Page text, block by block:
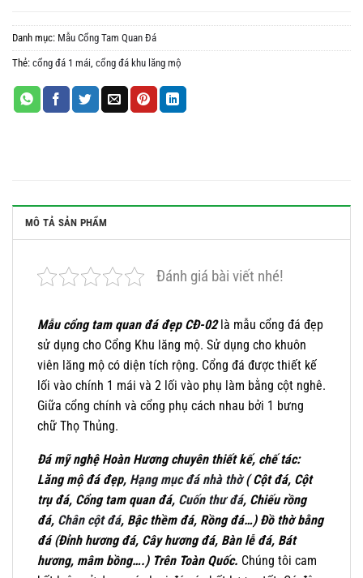
Danh mục: Mẫu Cổng Tam Quan Đá
Thẻ: cổng đá 1 mái, cổng đá khu lăng mộ
MÔ TẢ SẢN PHẨM
Đánh giá bài viết nhé!
Mẫu cổng tam quan đá đẹp CĐ-02là mẫu cổng đá đẹp
sử dụng cho Cổng Khu lăng mộ. Sử dụng cho khuôn
viên lăng mộ có diện tích rộng. Cổng đá được thiết kế
lối vào chính 1 mái và 2 lối vào phụ làm bằng cột nghê.
Giữa cổng chính và cổng phụ cách nhau bởi 1 bưng
chữ Thọ Thủng.
Đá mỹ nghệ Hoàn Hương chuyên thiết kế, chế tác:
Lăng mộ đá đẹp, Hạng mục đá nhà thờ( Cột đá, Cột
trụ đá, Cổng tam quan đá, Cuốn thư đá, Chiếu rồng
đá, Chân cột đá, Bậc thềm đá, Rồng đá…) Đồ thờ bằng
đá (Đỉnh hương đá, Cây hương đá, Bàn lễ đá, Bát
hương, mâm bồng….) Trên Toàn Quốc. Chúng tôi cam